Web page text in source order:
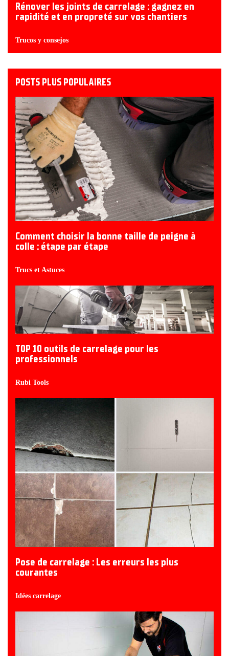
Rénover les joints de carrelage : gagnez en
rapidité et en propreté sur vos chantiers
Trucos y consejos
POSTS PLUS POPULAIRES
Comment choisir la bonne taille de peigne à
colle : étape par étape
Trucs et Astuces
TOP 10 outils de carrelage pour les
professionnels
Rubi Tools
Pose de carrelage : Les erreurs les plus
courantes
Idées carrelage